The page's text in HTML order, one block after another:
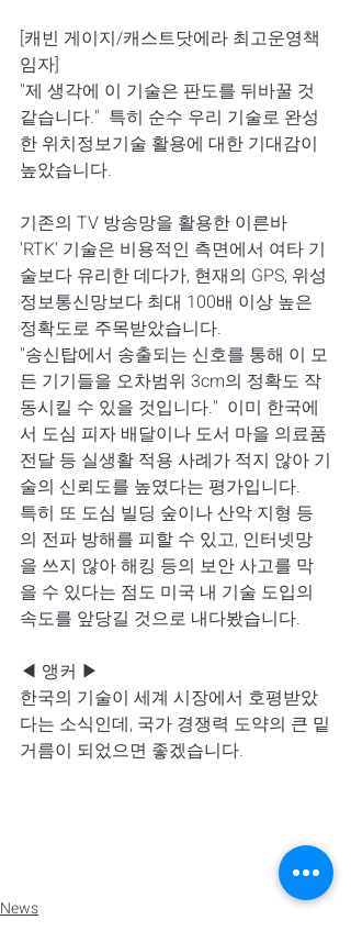
[캐빈 게이지/캐스트닷에라 최고운영책
임자]
"제 생각에 이 기술은 판도를 뒤바꿀 것
같습니다."  특히 순수 우리 기술로 완성
한 위치정보기술 활용에 대한 기대감이
높았습니다.
기존의 TV 방송망을 활용한 이른바
'RTK' 기술은 비용적인 측면에서 여타 기
술보다 유리한 데다가, 현재의 GPS, 위성
정보통신망보다 최대 100배 이상 높은
정확도로 주목받았습니다.
"송신탑에서 송출되는 신호를 통해 이 모
든 기기들을 오차범위 3cm의 정확도 작
동시킬 수 있을 것입니다."  이미 한국에
서 도심 피자 배달이나 도서 마을 의료품
전달 등 실생활 적용 사례가 적지 않아 기
술의 신뢰도를 높였다는 평가입니다.
특히 또 도심 빌딩 숲이나 산악 지형 등
의 전파 방해를 피할 수 있고, 인터넷망
을 쓰지 않아 해킹 등의 보안 사고를 막
을 수 있다는 점도 미국 내 기술 도입의
속도를 앞당길 것으로 내다봤습니다.
◀ 앵커 ▶
한국의 기술이 세계 시장에서 호평받았
다는 소식인데, 국가 경쟁력 도약의 큰 밑
거름이 되었으면 좋겠습니다.
News